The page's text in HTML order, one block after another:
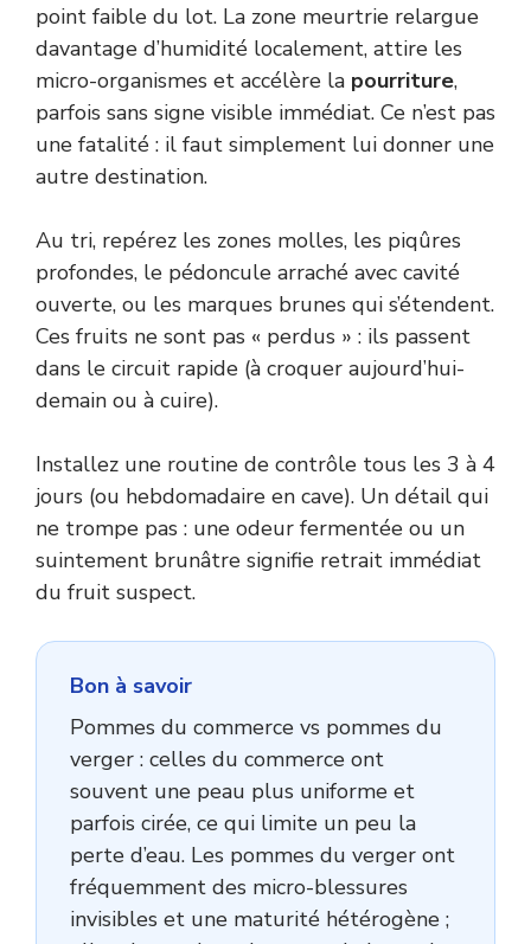
point faible du lot. La zone meurtrie relargue
davantage d’humidité localement, attire les
micro-organismes et accélère la pourriture,
parfois sans signe visible immédiat. Ce n’est pas
une fatalité : il faut simplement lui donner une
autre destination.
Au tri, repérez les zones molles, les piqûres
profondes, le pédoncule arraché avec cavité
ouverte, ou les marques brunes qui s’étendent.
Ces fruits ne sont pas « perdus » : ils passent
dans le circuit rapide (à croquer aujourd’hui-
demain ou à cuire).
Installez une routine de contrôle tous les 3 à 4
jours (ou hebdomadaire en cave). Un détail qui
ne trompe pas : une odeur fermentée ou un
suintement brunâtre signifie retrait immédiat
du fruit suspect.
Bon à savoir
Pommes du commerce vs pommes du
verger : celles du commerce ont
souvent une peau plus uniforme et
parfois cirée, ce qui limite un peu la
perte d’eau. Les pommes du verger ont
fréquemment des micro-blessures
invisibles et une maturité hétérogène ;